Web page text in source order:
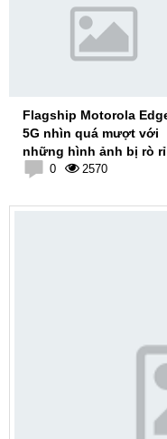
Flagship Motorola
5G nhìn quá mượt với
những hình ảnh bị rò
0 2570